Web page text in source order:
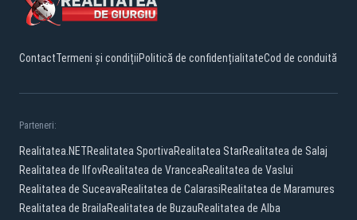
ContactTermeni și condițiiPolitică de confidențialitateCod de conduită
Parteneri:
Realitatea.NETRealitatea SportivaRealitatea StarRealitatea de Salaj
Realitatea de IlfovRealitatea de VranceaRealitatea de Vaslui
Realitatea de SuceavaRealitatea de CalarasiRealitatea de Maramures
Realitatea de BrailaRealitatea de BuzauRealitatea de Alba